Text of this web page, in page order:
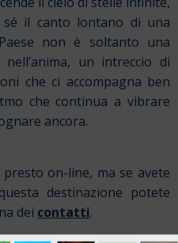
il canto lontano di una
non è soltanto una
un intreccio di
che ci accompagna ben
che continua a vibrare
ancora.
on-line, ma se avete
destinazione potete
dei contatti.